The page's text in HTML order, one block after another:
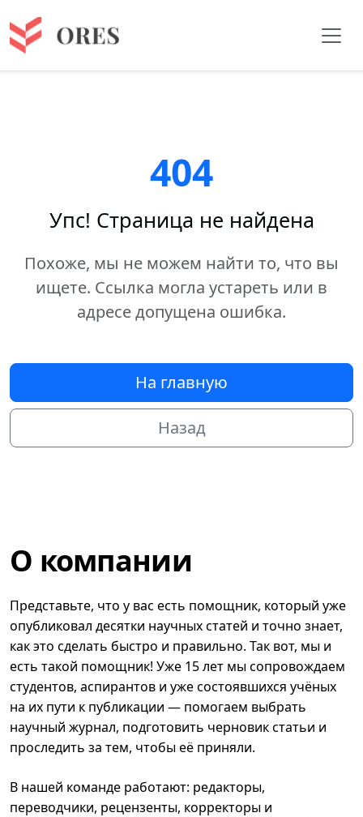
404
Упс! Страница не найдена
Похоже, мы не можем найти то, что вы
ищете. Ссылка могла устареть или в
адресе допущена ошибка.
На главную
Назад
О компании
Представьте, что у вас есть помощник, который уже
опубликовал десятки научных статей и точно знает,
как это сделать быстро и правильно. Так вот, мы и
есть такой помощник! Уже 15 лет мы сопровождаем
студентов, аспирантов и уже состоявшихся учёных
на их пути к публикации — помогаем выбрать
научный журнал, подготовить черновик статьи и
проследить за тем, чтобы её приняли.
В нашей команде работают: редакторы,
переводчики, рецензенты, корректоры и